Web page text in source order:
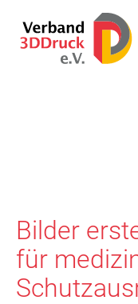
Bilder
für